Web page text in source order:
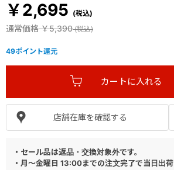
・セール品は返品・交換対象外です。
・月～金曜日 13:00までの注文完了で当日出荷
￥2,695
通常価格￥5,390
店舗在庫を確認する
49ポイント還元